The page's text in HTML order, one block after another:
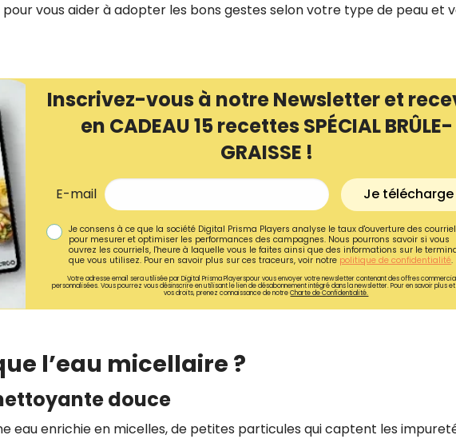
vous aider à adopter les bons gestes selon votre type de peau et
Inscrivez-vous à notre Newsletter et
en CADEAU 15 recettes SPÉCIAL BRÛLE-
GRAISSE !
E-mail Je télécharge
Je consens à ce que la société Digital Prisma Players analyse le taux d'ouverture des
pour mesurer et optimiser les performances des campagnes. Nous pourrons savoir si vous
ouvrez les courriels, l'heure à laquelle vous le faites ainsi que des informations sur le
que vous utilisez. Pour en savoir plus sur ces traceurs, voir notre politique de confidentialité.
Votre adresse email sera utilisée par Digital Prisma Playerspour vous envoyer votre newsletter contenant des offres
personnalisées. Vous pourrez vous désinscrire en utilisant le lien de désabonnement intégré dans la newsletter. Pour en savoir plus
vos droits, prenez connaissance de notreCharte de Confidentialité.
l’eau micellaire ?
douce
eau enrichie en micelles, de petites particules qui captent les
Ainsi que la newsletter